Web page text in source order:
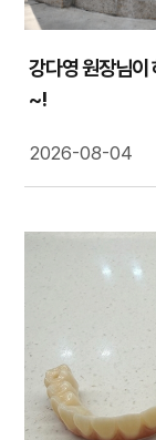
강다영 원장님이
~!
2026-08-04